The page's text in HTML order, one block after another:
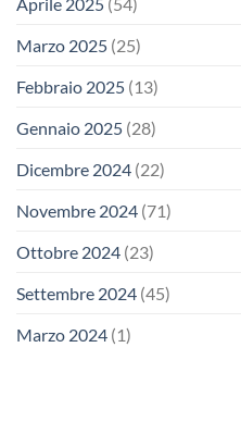
Marzo 2025 (25)
Febbraio 2025 (13)
Gennaio 2025 (28)
Dicembre 2024 (22)
Novembre 2024 (71)
Ottobre 2024 (23)
Settembre 2024 (45)
Marzo 2024 (1)